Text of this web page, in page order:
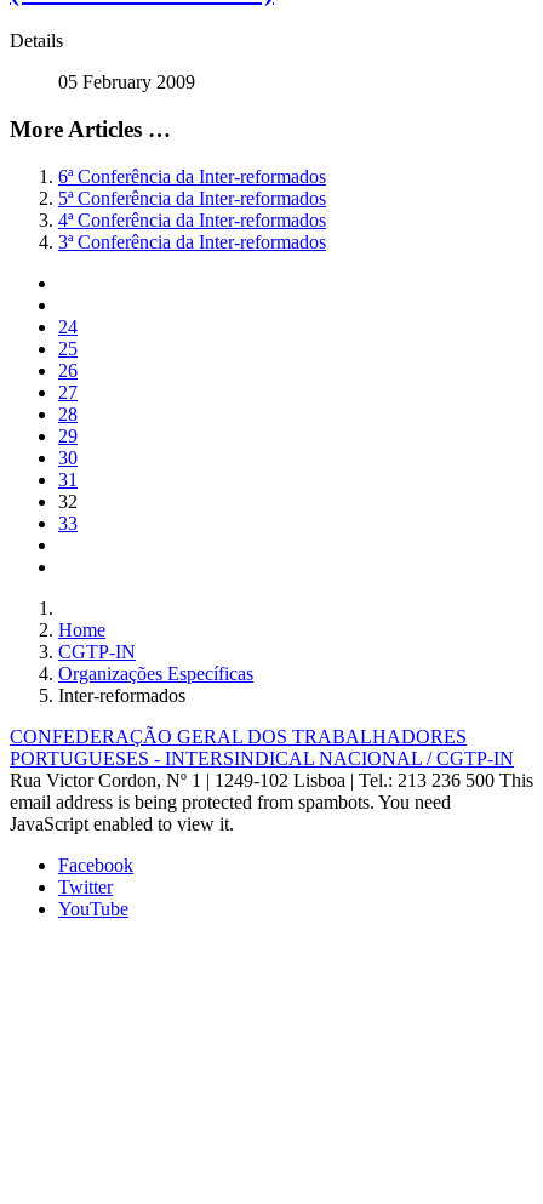
Details
05 February 2009
More Articles …
6ª Conferência da Inter-reformados
5ª Conferência da Inter-reformados
4ª Conferência da Inter-reformados
3ª Conferência da Inter-reformados
24
25
26
27
28
29
30
31
32
33
Home
CGTP-IN
Organizações Específicas
Inter-reformados
CONFEDERAÇÃO GERAL DOS TRABALHADORES
PORTUGUESES - INTERSINDICAL NACIONAL / CGTP-IN
Rua Victor Cordon, Nº 1 | 1249-102 Lisboa | Tel.: 213 236 500 This
email address is being protected from spambots. You need
JavaScript enabled to view it.
Facebook
Twitter
YouTube